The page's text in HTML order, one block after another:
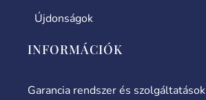
Újdonságok
INFORMÁCIÓK
Garancia rendszer és szolgáltatások